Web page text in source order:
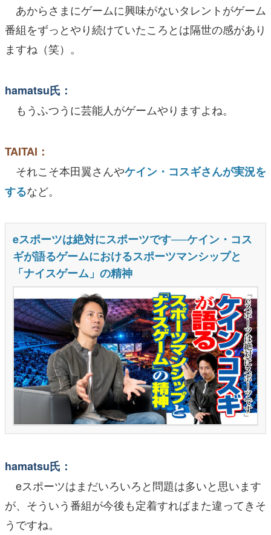
あからさまにゲームに興味がないタレントがゲーム
番組をずっとやり続けていたころとは隔世の感があり
ますね（笑）。
hamatsu氏：
もうふつうに芸能人がゲームやりますよね。
TAITAI：
それこそ本田翼さんやケイン・コスギさんが実況を
するなど。
hamatsu氏：
eスポーツはまだいろいろと問題は多いと思います
が、そういう番組が今後も定着すればまた違ってきそ
うですね。